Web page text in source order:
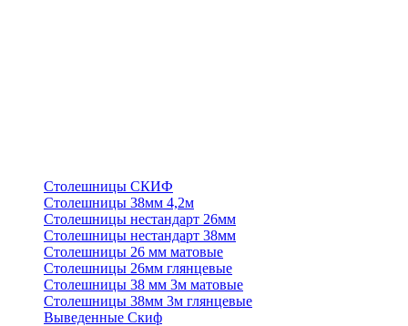
Столешницы СКИФ
Столешницы 38мм 4,2м
Столешницы нестандарт 26мм
Столешницы нестандарт 38мм
Столешницы 26 мм матовые
Столешницы 26мм глянцевые
Столешницы 38 мм 3м матовые
Столешницы 38мм 3м глянцевые
Выведенные Скиф